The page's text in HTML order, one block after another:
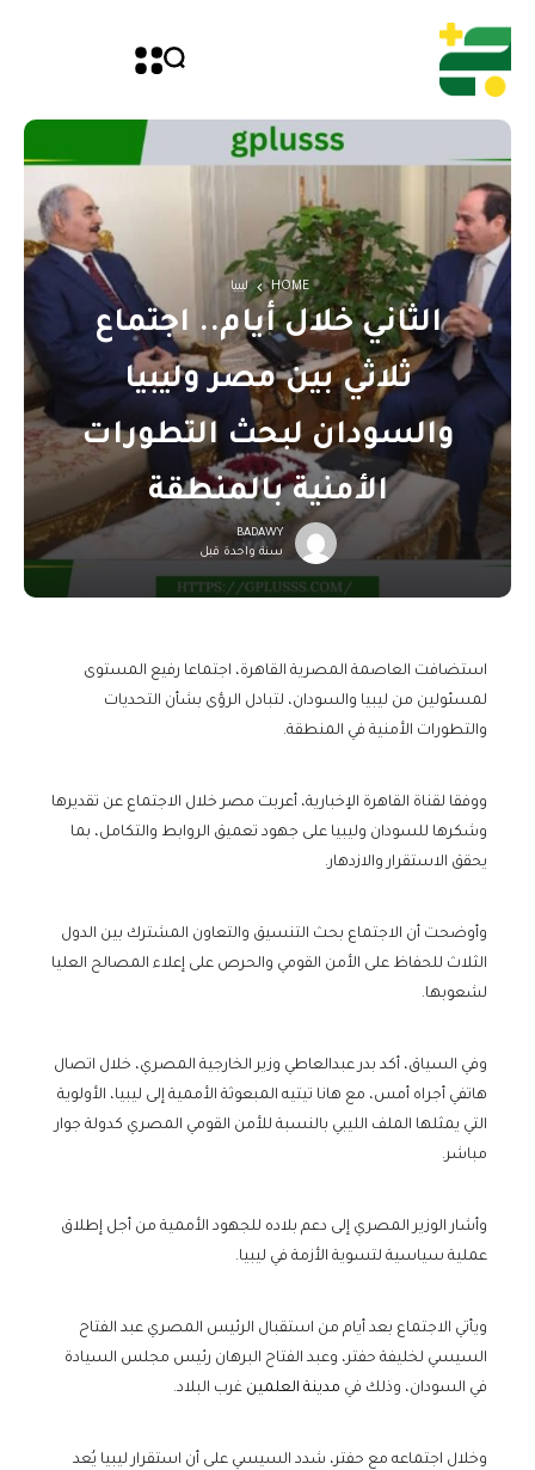
HOME ليبيا
الثاني خلال أيام.. اجتماع
ثلاثي بين مصر وليبيا
والسودان لبحث التطورات
الأمنية بالمنطقة
BADAWY
سنة واحدة قبل
استضافت العاصمة المصرية القاهرة، اجتماعا رفيع المستوى
لمسئولين من ليبيا والسودان، لتبادل الرؤى بشأن التحديات
والتطورات الأمنية في المنطقة.
ووفقا لقناة القاهرة الإخبارية، أعربت مصر خلال الاجتماع عن تقديرها
وشكرها للسودان وليبيا على جهود تعميق الروابط والتكامل، بما
يحقق الاستقرار والازدهار.
وأوضحت أن الاجتماع بحث التنسيق والتعاون المشترك بين الدول
الثلاث للحفاظ على الأمن القومي والحرص على إعلاء المصالح العليا
لشعوبها.
وفي السياق، أكد بدر عبدالعاطي وزير الخارجية المصري، خلال اتصال
هاتفي أجراه أمس، مع هانا تيتيه المبعوثة الأممية إلى ليبيا، الأولوية
التي يمثلها الملف الليبي بالنسبة للأمن القومي المصري كدولة جوار
مباشر.
وأشار الوزير المصري إلى دعم بلاده للجهود الأممية من أجل إطلاق
عملية سياسية لتسوية الأزمة في ليبيا.
ويأتي الاجتماع بعد أيام من استقبال الرئيس المصري عبد الفتاح
السيسي لخليفة حفتر، وعبد الفتاح البرهان رئيس مجلس السيادة
في السودان، وذلك في مدينة العلمين غرب البلاد.
وخلال اجتماعه مع حفتر، شدد السيسي على أن استقرار ليبيا يُعد